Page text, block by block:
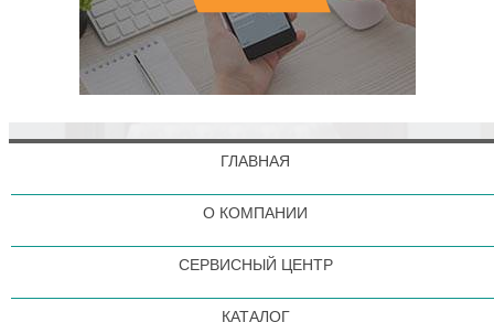
ГЛАВНАЯ
О КОМПАНИИ
СЕРВИСНЫЙ ЦЕНТР
КАТАЛОГ